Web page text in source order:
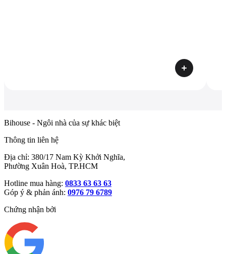
Bihouse - Ngôi nhà của sự khác biệt
Thông tin liên hệ
Địa chỉ: 380/17 Nam Kỳ Khởi Nghĩa,
Phường Xuân Hoà, TP.HCM
Hotline mua hàng: 0833 63 63 63
Góp ý & phản ánh: 0976 79 6789
Chứng nhận bởi